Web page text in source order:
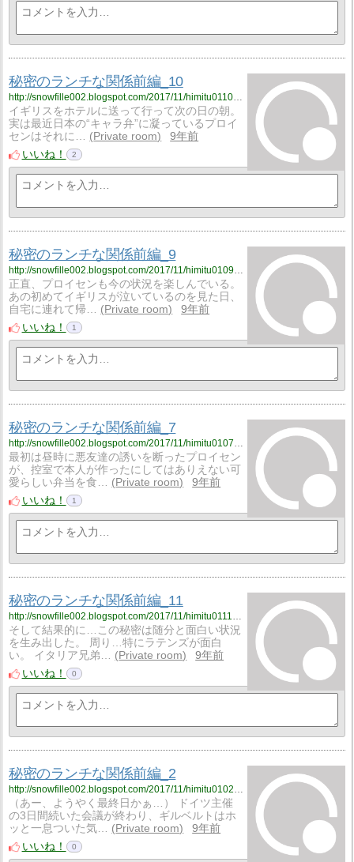
秘密のランチな関係前編_10
イギリスをホテルに送って行って次の日の朝。
実は最近日本の“キャラ弁”に凝っているプロイ
センはそれに…
Private room
9年前
いいね！
2
秘密のランチな関係前編_9
正直、プロイセンも今の状況を楽しんでいる。
あの初めてイギリスが泣いているのを見た日、
自宅に連れて帰…
Private room
9年前
いいね！
1
秘密のランチな関係前編_7
最初は昼時に悪友達の誘いを断ったプロイセン
が、控室で本人が作ったにしてはありえない可
愛らしい弁当を食…
Private room
9年前
いいね！
1
秘密のランチな関係前編_11
そして結果的に…この秘密は随分と面白い状況
を生み出した。 周り…特にラテンズが面白
い。 イタリア兄弟…
Private room
9年前
いいね！
0
秘密のランチな関係前編_2
http://snowfille002.blogspot.com/2017/11/himitu0102.html
（あー、ようやく最終日かぁ…） ドイツ主催
の3日間続いた会議が終わり、ギルベルトはホ
ッと一息ついた気…
Private room
9年前
いいね！
0